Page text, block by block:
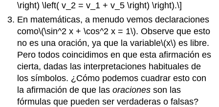
\right) \left( v_2 = v_1 + v_5 \right) \right).\]
En matemáticas, a menudo vemos declaraciones
como\(\sin^2 x + \cos^2 x = 1\). Observe que esto
no es una oración, ya que la variable\(x\) es libre.
Pero todos coincidimos en que esta afirmación es
cierta, dadas las interpretaciones habituales de
los símbolos. ¿Cómo podemos cuadrar esto con
la afirmación de que lasoraciones son las
fórmulas que pueden ser verdaderas o falsas?